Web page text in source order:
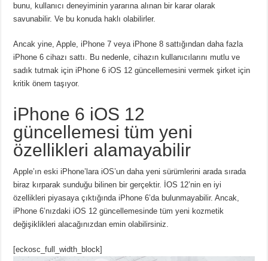
bunu, kullanıcı deneyiminin yararına alınan bir karar olarak
savunabilir. Ve bu konuda haklı olabilirler.
Ancak yine, Apple, iPhone 7 veya iPhone 8 sattığından daha fazla
iPhone 6 cihazı sattı. Bu nedenle, cihazın kullanıcılarını mutlu ve
sadık tutmak için iPhone 6 iOS 12 güncellemesini vermek şirket için
kritik önem taşıyor.
iPhone 6 iOS 12
güncellemesi tüm yeni
özellikleri alamayabilir
Apple’ın eski iPhone’lara iOS’un daha yeni sürümlerini arada sırada
biraz kırparak sunduğu bilinen bir gerçektir. İOS 12’nin en iyi
özellikleri piyasaya çıktığında iPhone 6’da bulunmayabilir. Ancak,
iPhone 6’nızdaki iOS 12 güncellemesinde tüm yeni kozmetik
değişiklikleri alacağınızdan emin olabilirsiniz.
[eckosc_full_width_block]